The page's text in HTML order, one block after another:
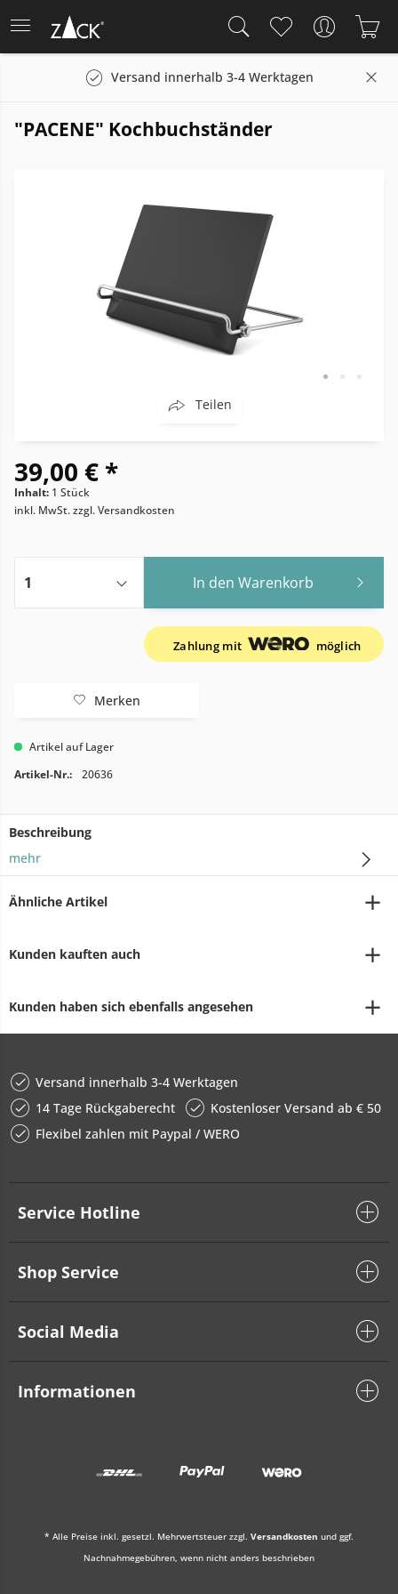
Versand innerhalb 3-4 Werktagen
"PACENE" Kochbuchständer
Teilen
39,00 € *
Inhalt: 1 Stück
inkl. MwSt.zzgl. Versandkosten
In den Warenkorb
Zahlung mit möglich
Merken
Artikel auf Lager
Artikel-Nr.:
20636
Beschreibung
mehr
Ähnliche Artikel
Kunden kauften auch
Kunden haben sich ebenfalls angesehen
Versand innerhalb 3-4 Werktagen
14 Tage Rückgaberecht
Kostenloser Versand ab € 50
Flexibel zahlen mit Paypal / WERO
Service Hotline
Shop Service
Social Media
Informationen
* Alle Preise inkl. gesetzl. Mehrwertsteuer zzgl. Versandkosten und ggf.
Nachnahmegebühren, wenn nicht anders beschrieben